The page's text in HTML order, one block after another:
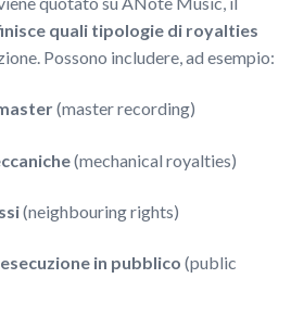
quali tipologie di royalties
Possono includere, ad esempio:
(master recording)
(mechanical royalties)
(neighbouring rights)
in pubblico (public